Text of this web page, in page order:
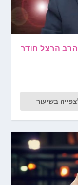
הרצל חודר
בשיעור